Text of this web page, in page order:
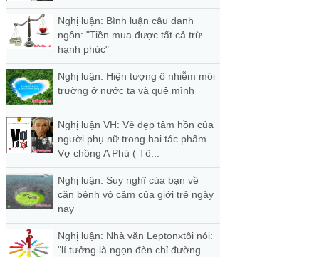
Nghị luận: Bình luận câu danh
ngôn: "Tiền mua được tất cả trừ
hạnh phúc"
Nghị luận: Hiện tượng ô nhiễm môi
trường ở nước ta và quê mình
Nghị luận VH: Vẻ đẹp tâm hồn của
người phụ nữ trong hai tác phẩm
Vợ chồng A Phủ ( Tô...
Nghị luận: Suy nghĩ của bạn về
căn bệnh vô cảm của giới trẻ ngày
nay
Nghị luận: Nhà văn Leptonxtôi nói:
"lí tưởng là ngọn đèn chỉ đường.